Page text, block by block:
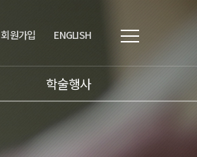
회원가입 ENGLISH
학술행사